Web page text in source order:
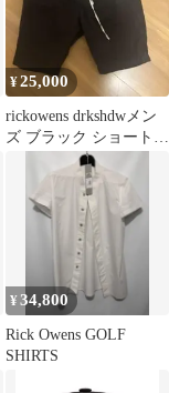
¥25,000
rickowens drkshdwメン
ズ ブラック ショートパ
ンツ ハーフパンツ
¥34,800
Rick Owens GOLF
SHIRTS